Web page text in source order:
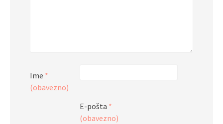
Ime *
(obavezno)
E-pošta *
(obavezno)